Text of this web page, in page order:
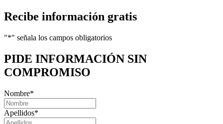
Recibe información gratis
"*" señala los campos obligatorios
PIDE INFORMACIÓN SIN
COMPROMISO
Nombre*
Apellidos*